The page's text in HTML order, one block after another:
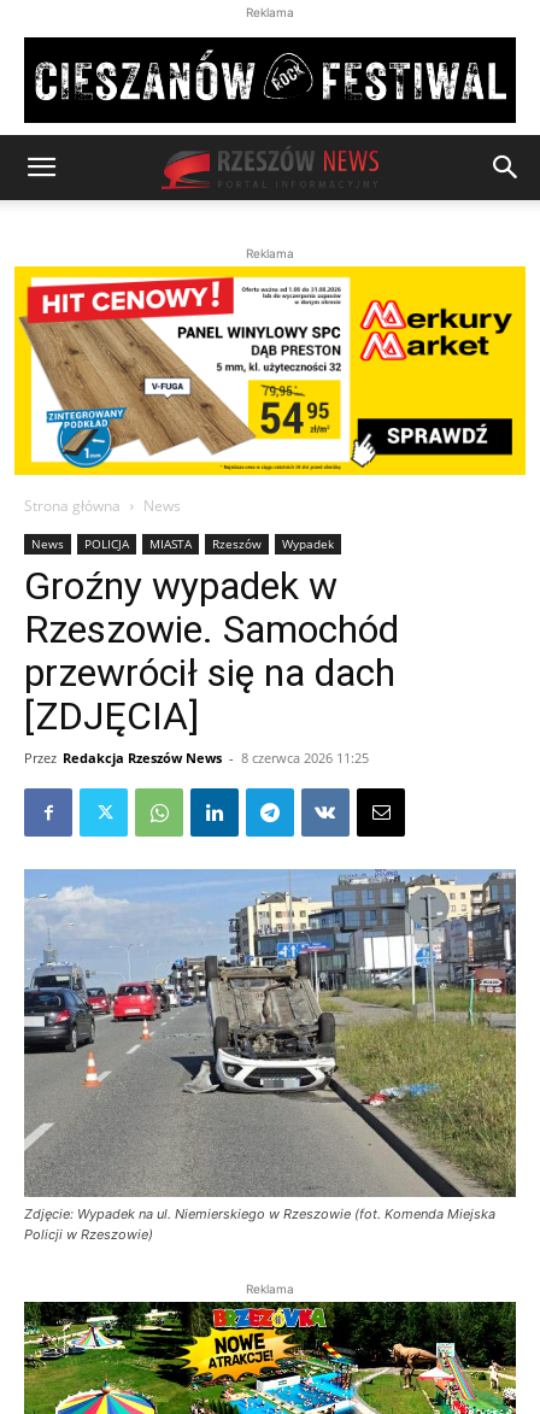
Reklama
Reklama
Strona główna News
News POLICJA MIASTA Rzeszów Wypadek
Groźny wypadek w
Rzeszowie. Samochód
przewrócił się na dach
[ZDJĘCIA]
Przez Redakcja Rzeszów News - 8 czerwca 2026 11:25
Zdjęcie: Wypadek na ul. Niemierskiego w Rzeszowie (fot. Komenda Miejska
Policji w Rzeszowie)
Reklama